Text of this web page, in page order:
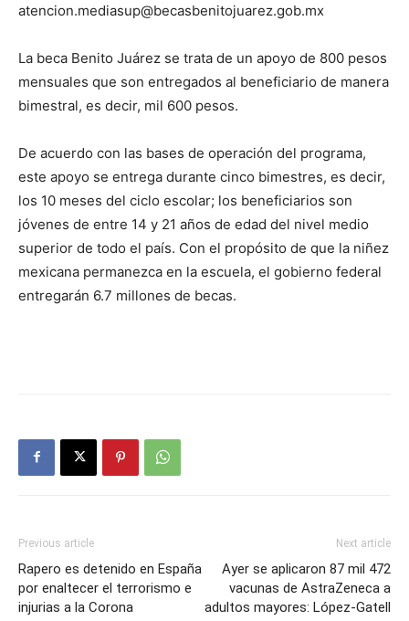
atencion.mediasup@becasbenitojuarez.gob.mx
La beca Benito Juárez se trata de un apoyo de 800 pesos
mensuales que son entregados al beneficiario de manera
bimestral, es decir, mil 600 pesos.
De acuerdo con las bases de operación del programa,
este apoyo se entrega durante cinco bimestres, es decir,
los 10 meses del ciclo escolar; los beneficiarios son
jóvenes de entre 14 y 21 años de edad del nivel medio
superior de todo el país. Con el propósito de que la niñez
mexicana permanezca en la escuela, el gobierno federal
entregarán 6.7 millones de becas.
Previous article
Rapero es detenido en España
por enaltecer el terrorismo e
injurias a la Corona
Next article
Ayer se aplicaron 87 mil 472
vacunas de AstraZeneca a
adultos mayores: López-Gatell